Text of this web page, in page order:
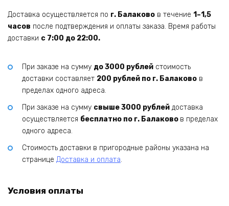
Доставка осуществляется по г. Балаково в течение 1–1,5
часов после подтверждения и оплаты заказа. Время работы
доставки с 7:00 до 22:00.
При заказе на сумму до 3000 рублей стоимость
доставки составляет 200 рублей по г. Балаково в
пределах одного адреса.
При заказе на сумму свыше 3000 рублей доставка
осуществляется бесплатно по г. Балаково в пределах
одного адреса.
Стоимость доставки в пригородные районы указана на
странице Доставка и оплата.
Условия оплаты